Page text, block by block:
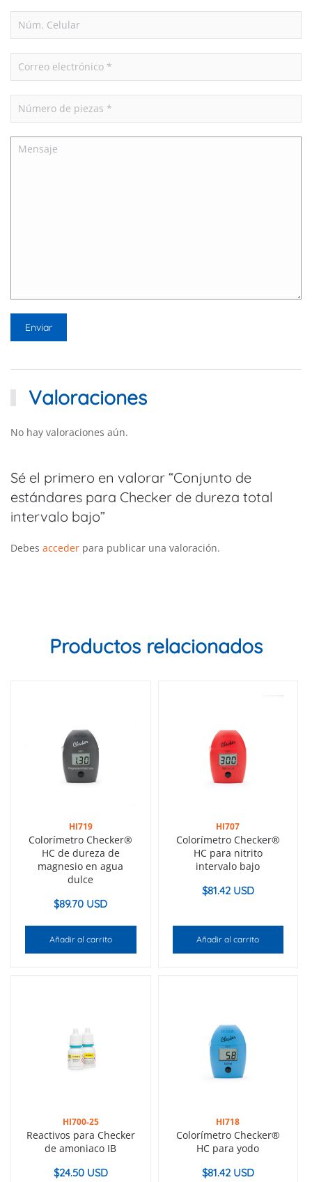
Valoraciones
No hay valoraciones aún.
Sé el primero en valorar “Conjunto de
estándares para Checker de dureza total
intervalo bajo”
Debes acceder para publicar una valoración.
Productos relacionados
HI719
Colorímetro Checker®
HC de dureza de
magnesio en agua
dulce
$89.70 USD
Añadir al carrito
HI707
Colorímetro Checker®
HC para nitrito
intervalo bajo
$81.42 USD
Añadir al carrito
HI700-25
Reactivos para Checker
de amoniaco IB
$24.50 USD
HI718
Colorímetro Checker®
HC para yodo
$81.42 USD